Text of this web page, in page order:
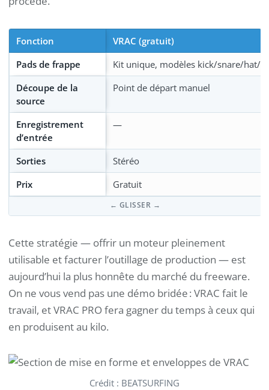
Fonction
VRAC (gratuit)
Pads de frappe
Kit unique, modèles kick/snare/hat/
Découpe de la
source
Point de départ manuel
Enregistrement
d’entrée
—
Sorties
Stéréo
Prix
Gratuit
Cette stratégie — offrir un moteur pleinement
utilisable et facturer l’outillage de production — est
aujourd’hui la plus honnête du marché du freeware.
On ne vous vend pas une démo bridée : VRAC fait le
travail, et VRAC PRO fera gagner du temps à ceux qui
en produisent au kilo.
Crédit : BEATSURFING